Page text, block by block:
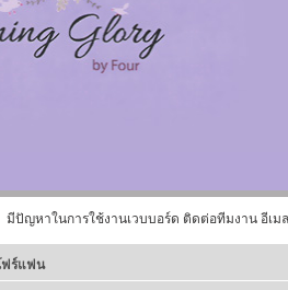
มีปัญหาในการใช้งานเวบบอร์ด ติดต่อทีมงาน อีเม
ฟร์แฟน